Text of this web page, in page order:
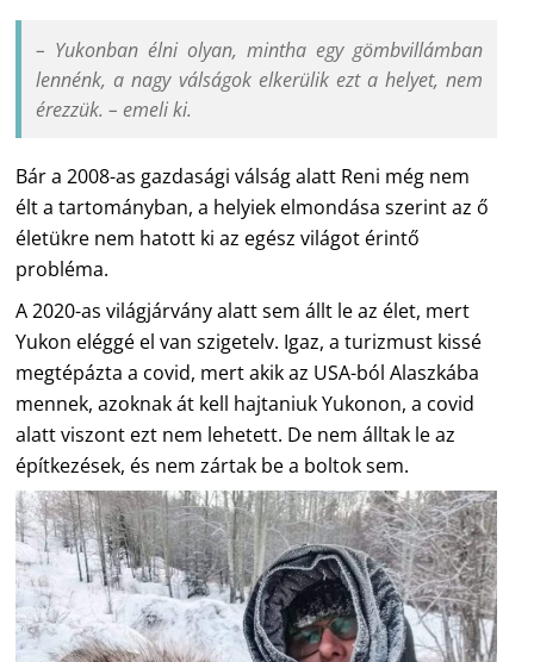
– Yukonban élni olyan, mintha egy gömbvillámban
lennénk, a nagy válságok elkerülik ezt a helyet, nem
érezzük. – emeli ki.
Bár a 2008-as gazdasági válság alatt Reni még nem
élt a tartományban, a helyiek elmondása szerint az ő
életükre nem hatott ki az egész világot érintő
probléma.
A 2020-as világjárvány alatt sem állt le az élet, mert
Yukon eléggé el van szigetelv. Igaz, a turizmust kissé
megtépázta a covid, mert akik az USA-ból Alaszkába
mennek, azoknak át kell hajtaniuk Yukonon, a covid
alatt viszont ezt nem lehetett. De nem álltak le az
építkezések, és nem zártak be a boltok sem.